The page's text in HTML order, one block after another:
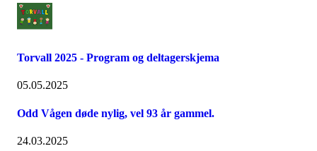
Torvall 2025 - Program og deltagerskjema
05.05.2025
Odd Vågen døde nylig, vel 93 år gammel.
24.03.2025